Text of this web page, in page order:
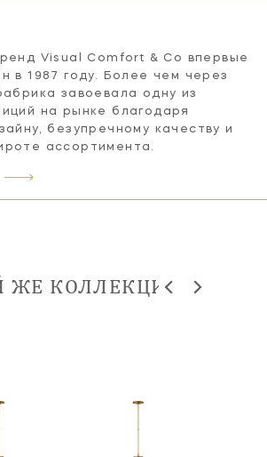
Visual Comfort & Co впервые
в 1987 году. Более чем через
завоевала одну из
на рынке благодаря
безупречному качеству и
ассортимента.
ЖЕ КОЛЛЕКЦИИ